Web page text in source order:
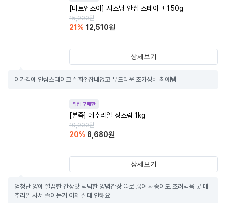
[미트엔조이] 시즈닝 안심 스테이크 150g
15,900원
21 % 12,510원
상세보기
이가격에 안심스테이크 실화? 잡내없고 부드러운 초가성비 최애탬
직접 구매한
[본죽] 메추리알 장조림 1kg
10,900원
20% 8,680원
상세보기
엄청난 양에 깔끔한 간장맛 넉넉한 양념간장 따로 끓여 새송이도 조려먹음 굿 메
추리알 사서 졸이는거 이제 절대 안해요